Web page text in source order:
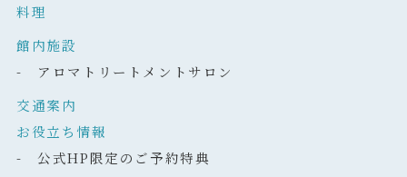
料理
館内施設
- アロマトリートメントサロン
交通案内
お役立ち情報
- 公式HP限定のご予約特典